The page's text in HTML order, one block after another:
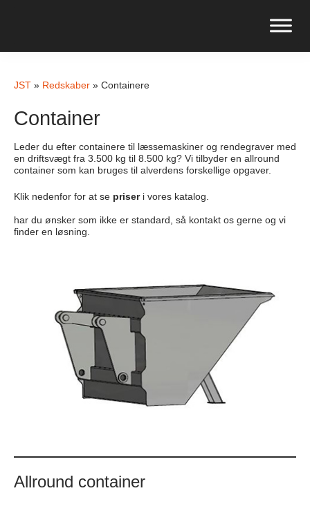
JST » Redskaber » Containere
Container
Leder du efter containere til læssemaskiner og rendegraver med
en driftsvægt fra 3.500 kg til 8.500 kg? Vi tilbyder en allround
container som kan bruges til alverdens forskellige opgaver.
Klik nedenfor for at se priseri vores katalog.
har du ønsker som ikke er standard, så kontakt os gerne og vi
finder en løsning.
Allround container